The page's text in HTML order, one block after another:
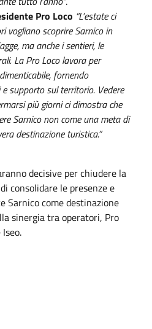
Pro Loco “L’estate ci
vogliano scoprire Sarnico in
ma anche i sentieri, le
La Pro Loco lavora per
fornendo
supporto sul territorio. Vedere
più giorni ci dimostra che
Sarnico non come una meta di
destinazione turistica.”
decisive per chiudere la
consolidare le presenze e
Sarnico come destinazione
sinergia tra operatori, Pro